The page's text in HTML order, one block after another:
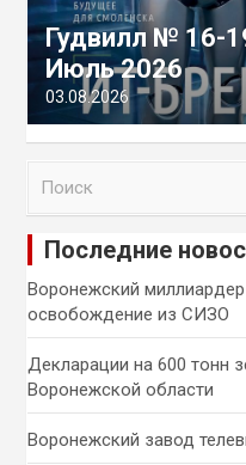
Гудвилл № 16-
Июль 2026
03.08.2026
и
Последние
Воронежский
освобождение из СИЗО
Декларации на 600 тонн
Воронежской области
Воронежский завод